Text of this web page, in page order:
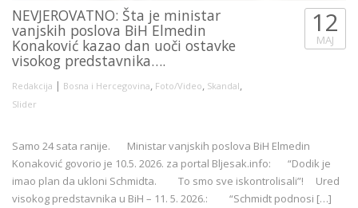
NEVJEROVATNO: Šta je ministar
vanjskih poslova BiH Elmedin
Konaković kazao dan uoči ostavke
visokog predstavnika….
Redakcija | Bosna i Hercegovina, Foto/Video, Skandal,
Slider
12
MAJ
Samo 24 sata ranije. Ministar vanjskih poslova BiH Elmedin
Konaković govorio je 10.5. 2026. za portal Bljesak.info: “Dodik je
imao plan da ukloni Schmidta. To smo sve iskontrolisali”! Ured
visokog predstavnika u BiH – 11. 5. 2026.: “Schmidt podnosi […]